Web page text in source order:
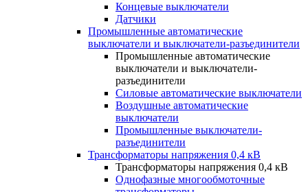
Концевые выключатели
Датчики
Промышленные автоматические
выключатели и выключатели-разъединители
Промышленные автоматические
выключатели и выключатели-
разъединители
Силовые автоматические выключатели
Воздушные автоматические
выключатели
Промышленные выключатели-
разъединители
Трансформаторы напряжения 0,4 кВ
Трансформаторы напряжения 0,4 кВ
Однофазные многообмоточные